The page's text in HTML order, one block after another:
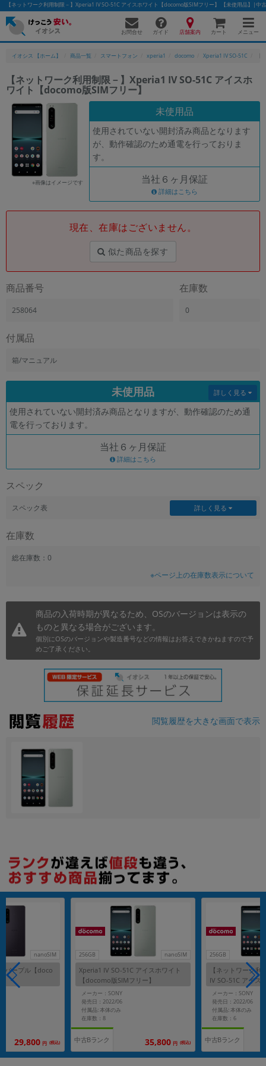
【ネットワーク利用制限－】Xperia1 IV SO-51C アイスホワイト【docomo版SIMフリー】 【未使用品】|中
お問合せ ガイド 店舗案内 カート メニュー
イオシス 【ホーム】 商品一覧 スマートフォン xperia1 docomo Xperia1 IV SO-51C
【ネットワーク利用制限－】Xperia1 IV SO-51C アイスホ
ワイト【docomo版SIMフリー】
※画像はイメージです
未使用品
使用されていない開封済み商品となります
が、動作確認のため通電を行っておりま
す。
当社６ヶ月保証
詳細はこちら
現在、在庫はございません。
似た商品を探す
商品番号
258064
在庫数
0
付属品
箱/マニュアル
未使用品
使用されていない開封済み商品となりますが、動作確認のため通
電を行っております。
詳しく見る
当社６ヶ月保証
詳細はこちら
スペック
スペック表 詳しく見る
在庫数
総在庫数：0
※ページ上の在庫数表示について
商品の入荷時期が異なるため、OSのバージョンは表示の
ものと異なる場合がございます。
個別にOSのバージョンや製造番号などの情報はお答えできかねますので予
めご了承ください。
閲覧履歴を大きな画面で表示
nanoSIM
【doco
円 (税込)
256GB nanoSIM
Xperia1 IV SO-51C アイスホワイト
【docomo版SIMフリー】
メーカー：SONY
発売日：2022/06
付属品: 本体のみ
中古Bランク 円 (税込)
256GB
【ネットワーク利用制限－
IV SO-51C アイスホワイト
o版SIMフリー】
メーカー：SONY
発売日：2022/06
付属品: 本体のみ
中古Bランク
かんたんパソコン検索に切り替える
フリーワード
除外ワード
人気の検索ワード： Let's note
「スマートフォン」「タブレット」など
メーカー
「Apple」「SONY」「SHARP」など
機能・特徴
ランク
商品状態の絞り込み
「新品」「未使用」「中古」など
CPUの絞り込み
OS
OSの絞り込み
モニタサイズ
円 ～ 円